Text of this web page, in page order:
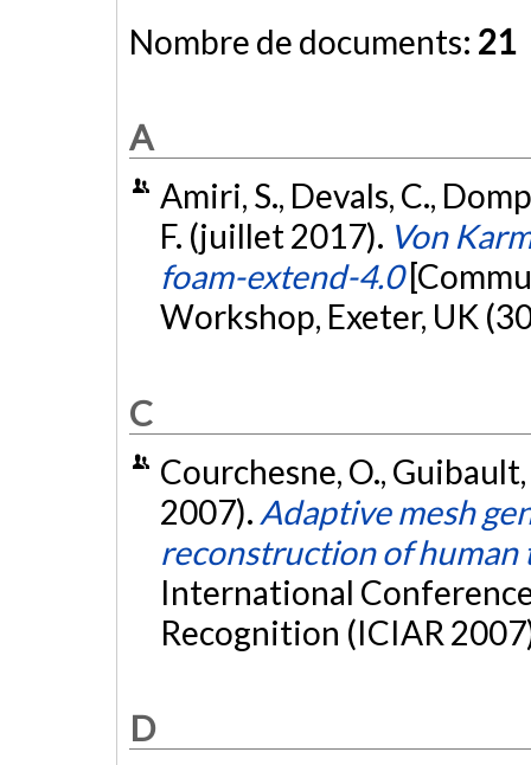
Nombre de documents: 21
A
Amiri, S., Devals, C.,
F. (juillet 2017). Von
foam-extend-4.0
Workshop, Exeter, UK
C
Courchesne, O.,
2007). Adaptive mesh
reconstruction of human
International
Recognition (ICIAR
D